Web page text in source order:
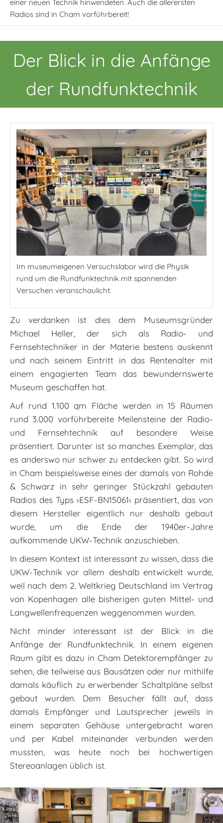
einer neuen Technik hinwendeten. Auch die allerersten
Radios sind in Cham vorführbereit!
Der Blick in die Anfänge
der Rundfunktechnik
Im museumeigenen Versuchslabor wird die Physik
rund um die Rundfunktechnik mit spannenden
Versuchen veranschaulicht.
Zu verdanken ist dies dem Museumsgründer
Michael Heller, der sich als Radio- und
Fernsehtechniker in der Materie bestens auskennt
und nach seinem Eintritt in das Rentenalter mit
einem engagierten Team das bewundernswerte
Museum geschaffen hat.
Auf rund 1.100 qm Fläche werden in 15 Räumen
rund 3.000 vorführbereite Meilensteine der Radio-
und Fernsehtechnik auf besondere Weise
präsentiert. Darunter ist so manches Exemplar, das
es anderswo nur schwer zu entdecken gibt. So wird
in Cham beispielsweise eines der damals von Rohde
& Schwarz in sehr geringer Stückzahl gebauten
Radios des Typs ›ESF-BN15061‹ präsentiert, das von
diesem Hersteller eigentlich nur deshalb gebaut
wurde, um die Ende der 1940er-Jahre
aufkommende UKW-Technik anzuschieben.
In diesem Kontext ist interessant zu wissen, dass die
UKW-Technik vor allem deshalb entwickelt wurde,
weil nach dem 2. Weltkrieg Deutschland im Vertrag
von Kopenhagen alle bisherigen guten Mittel- und
Langwellenfrequenzen weggenommen wurden.
Nicht minder interessant ist der Blick in die
Anfänge der Rundfunktechnik. In einem eigenen
Raum gibt es dazu in Cham Detektorempfänger zu
sehen, die teilweise aus Bausätzen oder nur mithilfe
damals käuflich zu erwerbender Schaltpläne selbst
gebaut wurden. Dem Besucher fällt auf, dass
damals Empfänger und Lautsprecher jeweils in
einem separaten Gehäuse untergebracht waren
und per Kabel miteinander verbunden werden
mussten, was heute noch bei hochwertigen
Stereoanlagen üblich ist.